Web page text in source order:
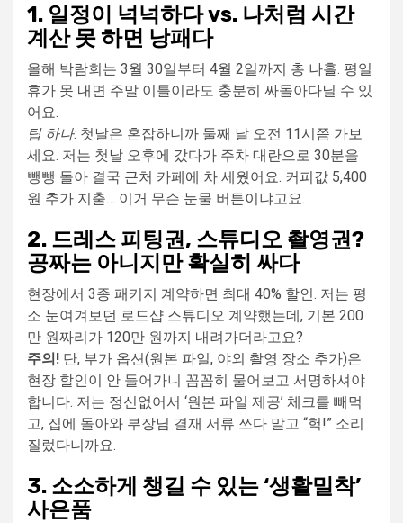
1. 일정이 넉넉하다 vs. 나처럼 시간
계산 못 하면 낭패다
올해 박람회는 3월 30일부터 4월 2일까지 총 나흘. 평일
휴가 못 내면 주말 이틀이라도 충분히 싸돌아다닐 수 있
어요.
팁 하나: 첫날은 혼잡하니까 둘째 날 오전 11시쯤 가보
세요. 저는 첫날 오후에 갔다가 주차 대란으로 30분을
뺑뺑 돌아 결국 근처 카페에 차 세웠어요. 커피값 5,400
원 추가 지출… 이거 무슨 눈물 버튼이냐고요.
2. 드레스 피팅권, 스튜디오 촬영권?
공짜는 아니지만 확실히 싸다
현장에서 3종 패키지 계약하면 최대 40% 할인. 저는 평
소 눈여겨보던 로드샵 스튜디오 계약했는데, 기본 200
만 원짜리가 120만 원까지 내려가더라고요?
주의! 단, 부가 옵션(원본 파일, 야외 촬영 장소 추가)은
현장 할인이 안 들어가니 꼼꼼히 물어보고 서명하셔야
합니다. 저는 정신없어서 ‘원본 파일 제공’ 체크를 빼먹
고, 집에 돌아와 부장님 결재 서류 쓰다 말고 “헉!” 소리
질렀다니까요.
3. 소소하게 챙길 수 있는 ‘생활밀착’
사은품